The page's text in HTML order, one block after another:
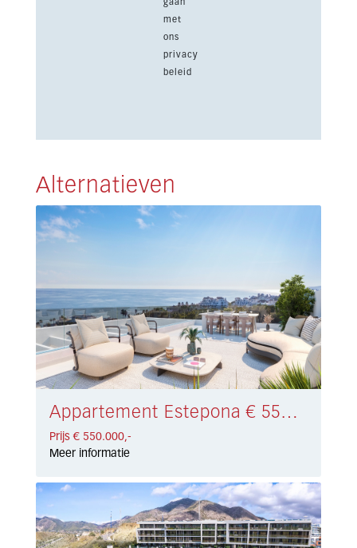
met
ons
privacy
beleid
Alternatieven
Appartement Estepona € 550.000,-
Prijs € 550.000,-
Meer informatie